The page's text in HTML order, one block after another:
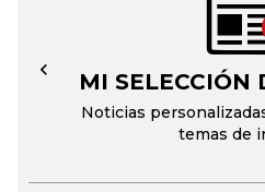
MI SELECCIÓN
Noticias
temas de
←